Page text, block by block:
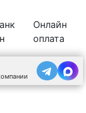
Онлайн
оплата